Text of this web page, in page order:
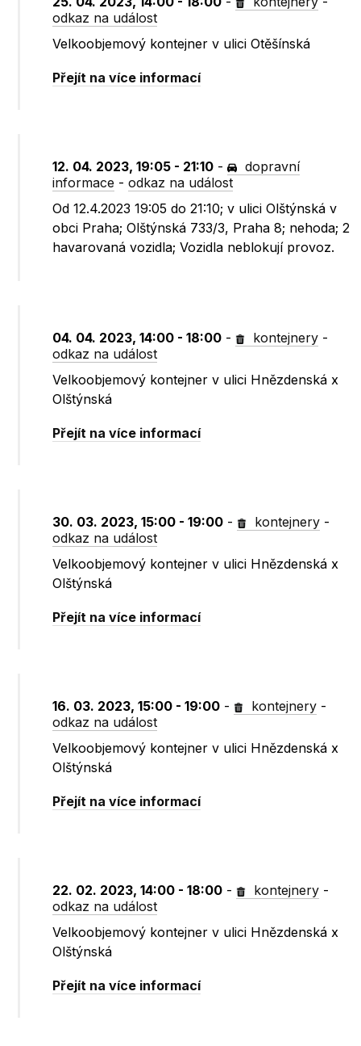
odkaz na událost
Velkoobjemový kontejner v ulici Otěšínská
Přejít na více informací
12. 04. 2023, 19:05 - 21:10 -
dopravní
informace -odkaz na událost
Od 12.4.2023 19:05 do 21:10; v ulici Olštýnská v
obci Praha; Olštýnská 733/3, Praha 8; nehoda; 2
havarovaná vozidla; Vozidla neblokují provoz.
04. 04. 2023, 14:00 - 18:00 - kontejnery -
odkaz na událost
Velkoobjemový kontejner v ulici Hnězdenská x
Olštýnská
Přejít na více informací
30. 03. 2023, 15:00 - 19:00 - kontejnery -
odkaz na událost
Velkoobjemový kontejner v ulici Hnězdenská x
Olštýnská
Přejít na více informací
16. 03. 2023, 15:00 - 19:00 - kontejnery -
odkaz na událost
Velkoobjemový kontejner v ulici Hnězdenská x
Olštýnská
Přejít na více informací
22. 02. 2023, 14:00 - 18:00 - kontejnery -
odkaz na událost
Velkoobjemový kontejner v ulici Hnězdenská x
Olštýnská
Přejít na více informací